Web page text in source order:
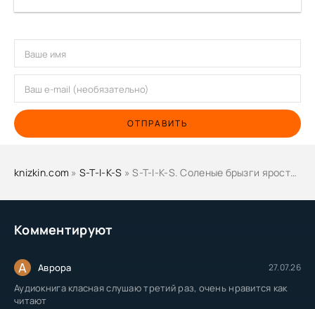
Комментируют
А Аврора 27.07.26
Аудиокнига класная слушаю третий раз, очень нравится как
читают
ОТПРАВИТЬ
knizkin.com » S-T-I-K-S » S-T-I-K-S. Соленые брызги ярости - Дмитрий Гришанин